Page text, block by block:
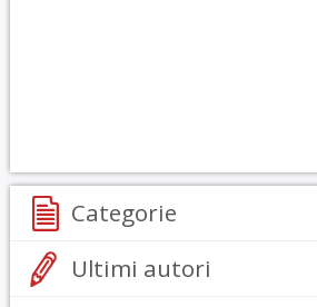
Categorie
Ultimi autori